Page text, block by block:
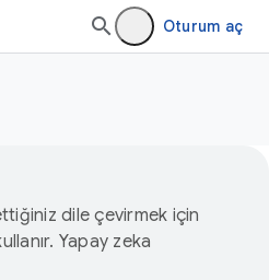
Oturum aç
dile çevirmek için
Yapay zeka